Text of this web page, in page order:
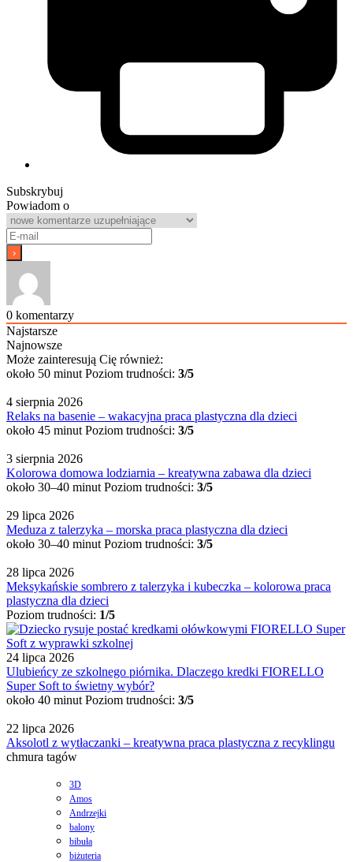
Subskrybuj
Powiadom o
0 komentarzy
Najstarsze
Najnowsze
Może zainteresują Cię również:
około 50 minut Poziom trudności: 3/5
4 sierpnia 2026
Relaks na basenie – wakacyjna praca plastyczna dla dzieci
około 45 minut Poziom trudności: 3/5
3 sierpnia 2026
Kolorowa domowa lodziarnia – kreatywna zabawa dla dzieci
około 30–40 minut Poziom trudności: 3/5
29 lipca 2026
Meduza z talerzyka – morska praca plastyczna dla dzieci
około 30–40 minut Poziom trudności: 3/5
28 lipca 2026
Meksykańskie sombrero z talerzyka i kubeczka – kolorowa praca
plastyczna dla dzieci
Poziom trudności: 1/5
24 lipca 2026
Ulubieńcy ze szkolnego piórnika. Dlaczego kredki FIORELLO
Super Soft to świetny wybór?
około 40 minut Poziom trudności: 3/5
22 lipca 2026
Aksolotl z wytłaczanki – kreatywna praca plastyczna z recyklingu
chmura tagów
3D
Amos
Andrzejki
balony
bibuła
biżuteria